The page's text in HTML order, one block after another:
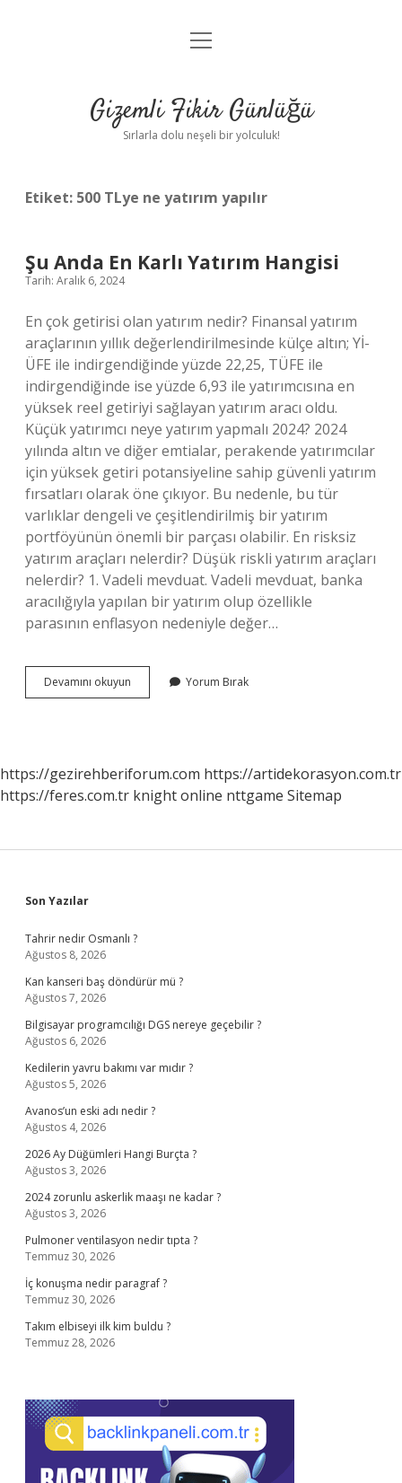
Anasayfa
Yasal Uyarı
menüyü
Gizemli Fikir Günlüğü
Sırlarla dolu neşeli bir yolculuk!
Etiket: 500 TLye ne yatırım yapılır
Şu Anda En Karlı Yatırım Hangisi
Tarih: Aralık 6, 2024
En çok getirisi olan yatırım nedir? Finansal yatırım
araçlarının yıllık değerlendirilmesinde külçe altın; Yİ-
ÜFE ile indirgendiğinde yüzde 22,25, TÜFE ile
indirgendiğinde ise yüzde 6,93 ile yatırımcısına en
yüksek reel getiriyi sağlayan yatırım aracı oldu.
Küçük yatırımcı neye yatırım yapmalı 2024? 2024
yılında altın ve diğer emtialar, perakende yatırımcılar
için yüksek getiri potansiyeline sahip güvenli yatırım
fırsatları olarak öne çıkıyor. Bu nedenle, bu tür
varlıklar dengeli ve çeşitlendirilmiş bir yatırım
portföyünün önemli bir parçası olabilir. En risksiz
yatırım araçları nelerdir? Düşük riskli yatırım araçları
nelerdir? 1. Vadeli mevduat. Vadeli mevduat, banka
aracılığıyla yapılan bir yatırım olup özellikle
parasının enflasyon nedeniyle değer…
Devamını okuyun
Anda
Yorum Bırak
https://gezirehberiforum.com https://artidekorasyon.com.tr
https://feres.com.tr knight online nttgame Sitemap
Sidebar
Son Yazılar
Tahrir nedir Osmanlı ?
Ağustos 8, 2026
Kan kanseri baş döndürür mü ?
Ağustos 7, 2026
Bilgisayar programcılığı DGS nereye geçebilir ?
Ağustos 6, 2026
Kedilerin yavru bakımı var mıdır ?
Ağustos 5, 2026
Avanos’un eski adı nedir ?
Ağustos 4, 2026
2026 Ay Düğümleri Hangi Burçta ?
Ağustos 3, 2026
2024 zorunlu askerlik maaşı ne kadar ?
Ağustos 3, 2026
Pulmoner ventilasyon nedir tıpta ?
Temmuz 30, 2026
İç konuşma nedir paragraf ?
Temmuz 30, 2026
Takım elbiseyi ilk kim buldu ?
Temmuz 28, 2026